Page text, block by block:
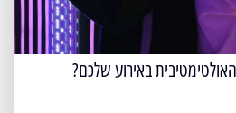
באירוע שלכם?